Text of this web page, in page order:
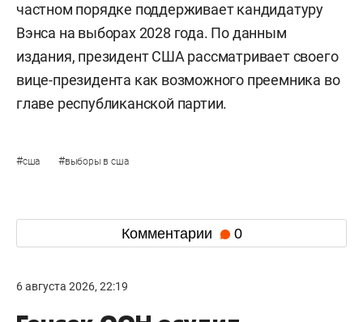
частном порядке поддерживает кандидатуру
Вэнса на выборах 2028 года. По данным
издания, президент США рассматривает своего
вице-президента как возможного преемника во
главе республиканской партии.
#сша #выборы в сша
Комментарии 0
6 августа 2026, 22:19